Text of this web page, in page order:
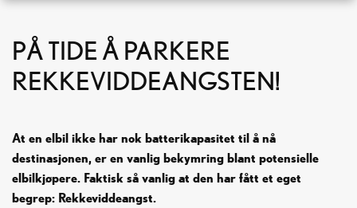
PÅ TIDE Å PARKERE
REKKEVIDDEANGSTEN!
At en elbil ikke har nok batterikapasitet til å nå
destinasjonen, er en vanlig bekymring blant potensielle
elbilkjøpere. Faktisk så vanlig at den har fått et eget
begrep: Rekkeviddeangst.